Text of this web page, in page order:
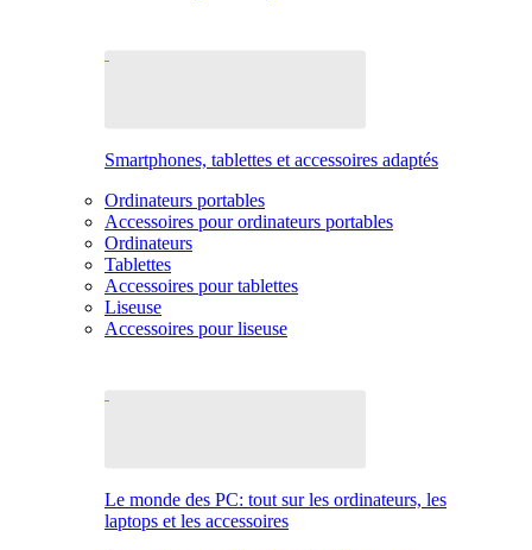
Smartphones, tablettes et accessoires adaptés
Ordinateurs portables
Accessoires pour ordinateurs portables
Ordinateurs
Tablettes
Accessoires pour tablettes
Liseuse
Accessoires pour liseuse
Le monde des PC: tout sur les ordinateurs, les
laptops et les accessoires